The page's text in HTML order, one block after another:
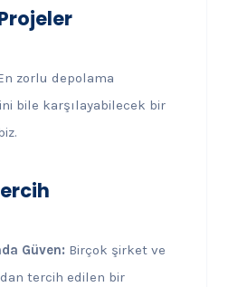
zorlu depolama
bile karşılayabilecek bir
Güven: Birçok şirket ve
tercih edilen bir